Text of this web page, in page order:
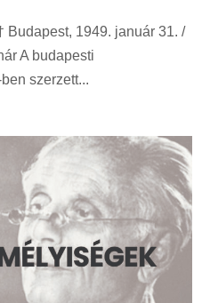
Budapest, 1949. január 31. /
A budapesti
szerzett...